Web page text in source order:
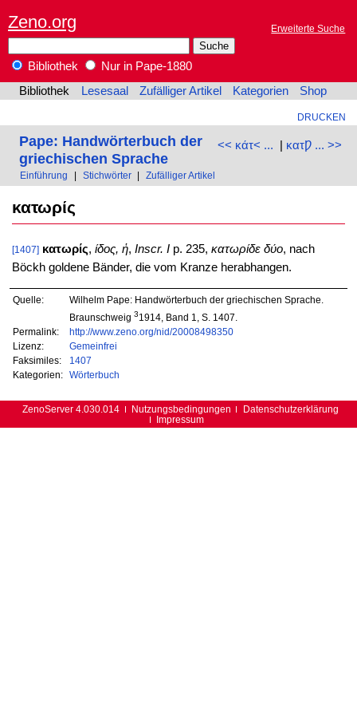
Zeno.org Erweiterte Suche
Bibliothek
Nur in Pape-1880
Bibliothek
Lesesaal Zufälliger Artikel Kategorien Shop
DRUCKEN
<< κάτ< ... | κατǷ ... >>
Pape: Handwörterbuch der
griechischen Sprache
Einführung Stichwörter Zufälliger Artikel
κατωρίς
[1407] κατωρίς, ίδος, ἡ, Inscr. Ip. 235, κατωρίδε δύο, nach
Böckh goldene Bänder, die vom Kranze herabhangen.
Quelle:
Wilhelm Pape: Handwörterbuch der griechischen Sprache.
Braunschweig 31914, Band 1, S. 1407.
Permalink:
http://www.zeno.org/nid/20008498350
Lizenz:
Gemeinfrei
Faksimiles:
1407
Kategorien:
Wörterbuch
ZenoServer 4.030.014 Nutzungsbedingungen
Datenschutzerklärung
Impressum